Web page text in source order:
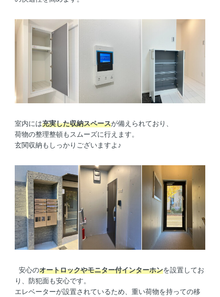
室内には充実した収納スペースが備えられており、
荷物の整理整頓もスムーズに行えます。
玄関収納もしっかりございますよ♪
安心のオートロックやモニター付インターホンを設置してお
り、防犯面も安心です。
エレベーターが設置されているため、重い荷物を持っての移